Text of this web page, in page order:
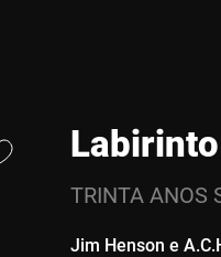
Labirinto
TRINTA ANOS
Jim Henson e